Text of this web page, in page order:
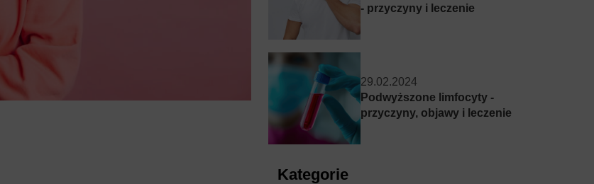
- przyczyny i leczenie
29.02.2024
Podwyższone limfocyty -
przyczyny, objawy i leczenie
Kategorie